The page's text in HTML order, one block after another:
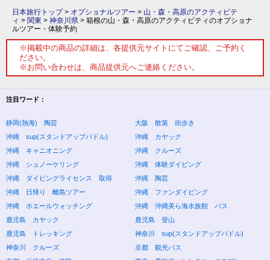
日本旅行トップ> オプショナルツアー > 山・森・高原のアクティビテ
ィ > 関東 > 神奈川県 > 箱根の山・森・高原のアクティビティのオプショナ
ルツアー・体験予約
※掲載中の商品の詳細は、各提供元サイトにてご確認、ご予約く
ださい。
※お問い合わせは、商品提供元へご連絡ください。
注目ワード：
静岡(熱海) 陶芸
大阪 散策 街歩き
沖縄 sup(スタンドアップパドル)
沖縄 カヤック
沖縄 キャニオニング
沖縄 クルーズ
沖縄 シュノーケリング
沖縄 体験ダイビング
沖縄 ダイビングライセンス 取得
沖縄 陶芸
沖縄 日帰り 離島ツアー
沖縄 ファンダイビング
沖縄 ホエールウォッチング
沖縄 沖縄美ら海水族館 バス
鹿児島 カヤック
鹿児島 登山
鹿児島 トレッキング
神奈川 sup(スタンドアップパドル)
神奈川 クルーズ
京都 観光バス